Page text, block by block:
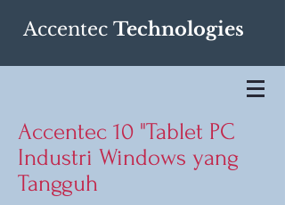
Accentec Technologies
Accentec 10 "Tablet PC
Industri Windows yang
Tangguh